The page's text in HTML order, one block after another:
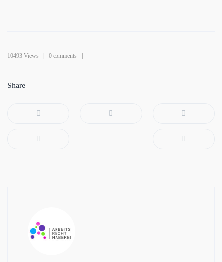
10493 Views | 0 comments
Share